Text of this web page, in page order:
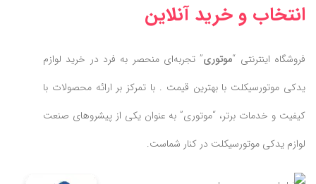
انتخاب و خرید آنلاین
فروشگاه اینترنتی “موتوری” تجربه‌ای منحصر به فرد در خرید لوازم
یدکی موتورسیکلت با بهترین قیمت . با تمرکز بر ارائه محصولات با
کیفیت و خدمات برتر، “موتوری” به عنوان یکی از پیشروهای صنعت
لوازم یدکی موتورسیکلت در کنار شماست.